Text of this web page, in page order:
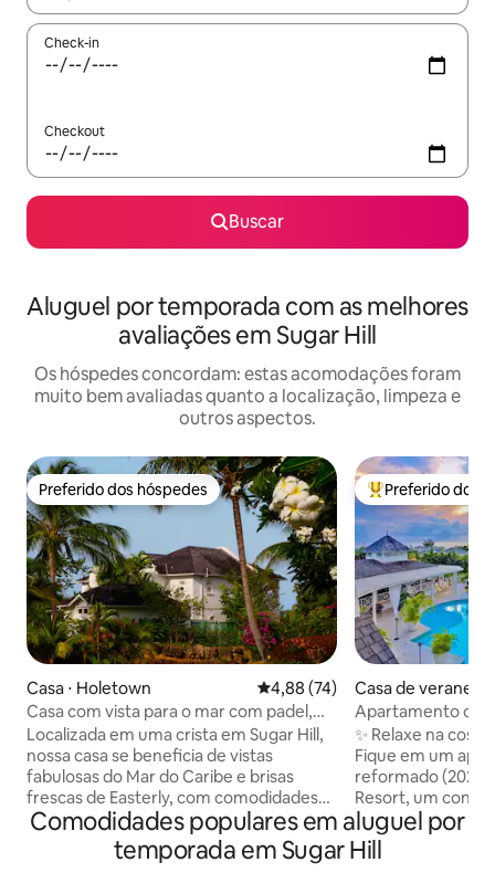
Check-in
Checkout
Buscar
Aluguel por temporada com as melhores
avaliações em Sugar Hill
Os hóspedes concordam: estas acomodações foram
muito bem avaliadas quanto a localização, limpeza e
outros aspectos.
Preferido dos hóspedes
Preferido dos hóspedes
Casa ⋅ Holetown 4,88 de uma avaliação média
4,88 (74)
Casa com vista para o mar com padel,
academia, tênis, piscinas etc
Localizada em uma crista em Sugar Hill,
nossa casa se beneficia de vistas
fabulosas do Mar do Caribe e brisas
frescas de Easterly, com comodidades
de um hotel enquanto você fica em sua
própria casa privada com banheira de
hidromassagem e jardim tropical. Você
Entre os
Preferido dos
Casa de veraneio
fast
Apartamento
banheiros com
✨ Relaxe na
Fique em um
reformado (2022)
Resort, um
em uma crista
partir do clube e
tropical/piscina a
Comodidades populares em aluguel por
temporada em Sugar Hill